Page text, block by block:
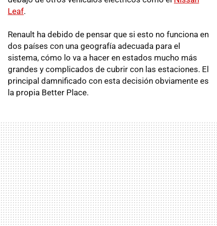
Leaf.
Renault ha debido de pensar que si esto no funciona en
dos países con una geografía adecuada para el
sistema, cómo lo va a hacer en estados mucho más
grandes y complicados de cubrir con las estaciones. El
principal damnificado con esta decisión obviamente es
la propia Better Place.